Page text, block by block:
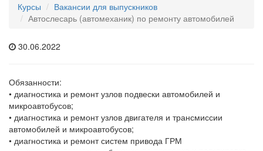
Курсы
Вакансии для выпускников
Автослесарь (автомеханик) по ремонту автомобилей
30.06.2022
Обязанности:
• диагностика и ремонт узлов подвески автомобилей и
микроавтобусов;
• диагностика и ремонт узлов двигателя и трансмиссии
автомобилей и микроавтобусов;
• диагностика и ремонт систем привода ГРМ